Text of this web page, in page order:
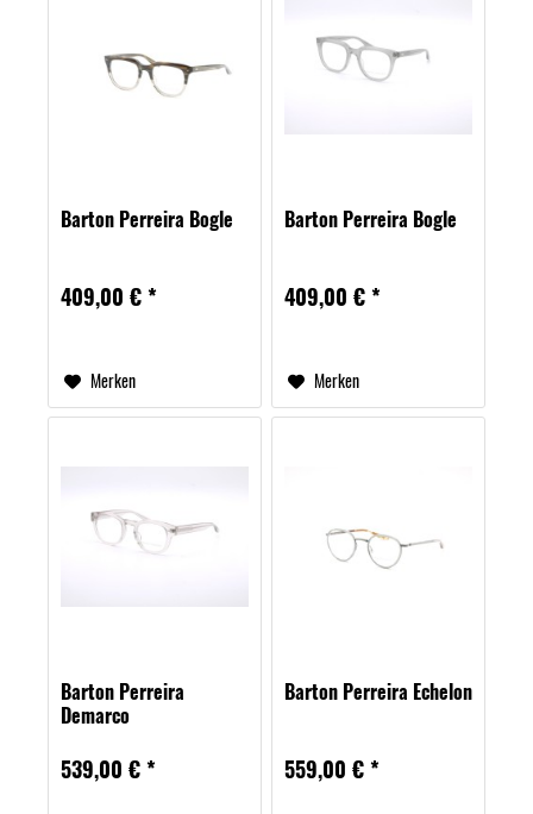
Barton Perreira Bogle
409,00 € *
Merken
Barton Perreira Bogle
409,00 € *
Merken
Barton Perreira
Demarco
539,00 € *
Barton Perreira Echelon
559,00 € *